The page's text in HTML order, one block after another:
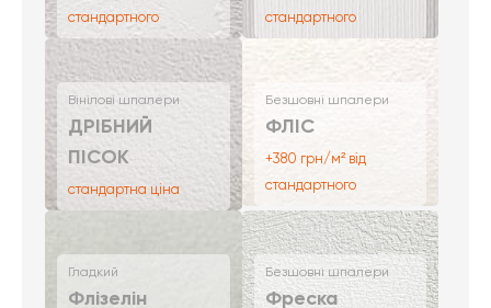
стандартного
стандартного
Вінілові шпалери
ДРІБНИЙ
ПІСОК
стандартна ціна
Безшовні шпалери
ФЛІС
+380 грн/м² від
стандартного
Гладкий
Флізелін
Безшовні шпалери
Фреска